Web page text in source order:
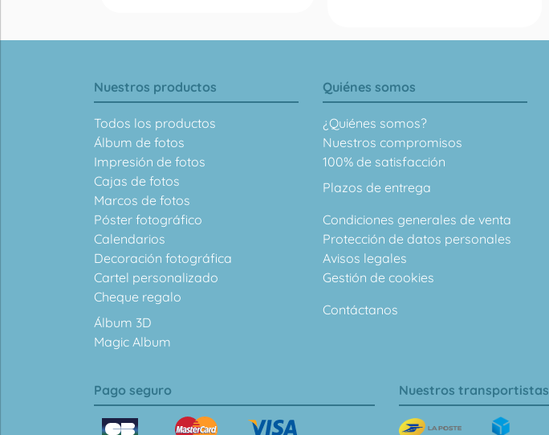
Nuestros productos
Todos los productos
Álbum de fotos
Impresión de fotos
Cajas de fotos
Marcos de fotos
Póster fotográfico
Calendarios
Decoración fotográfica
Cartel personalizado
Cheque regalo
Álbum 3D
Magic Album
Quiénes somos
¿Quiénes somos?
Nuestros compromisos
100% de satisfacción
Plazos de entrega
Condiciones generales de venta
Protección de datos personales
Avisos legales
Gestión de cookies
Contáctanos
Pago seguro Nuestros transportistas